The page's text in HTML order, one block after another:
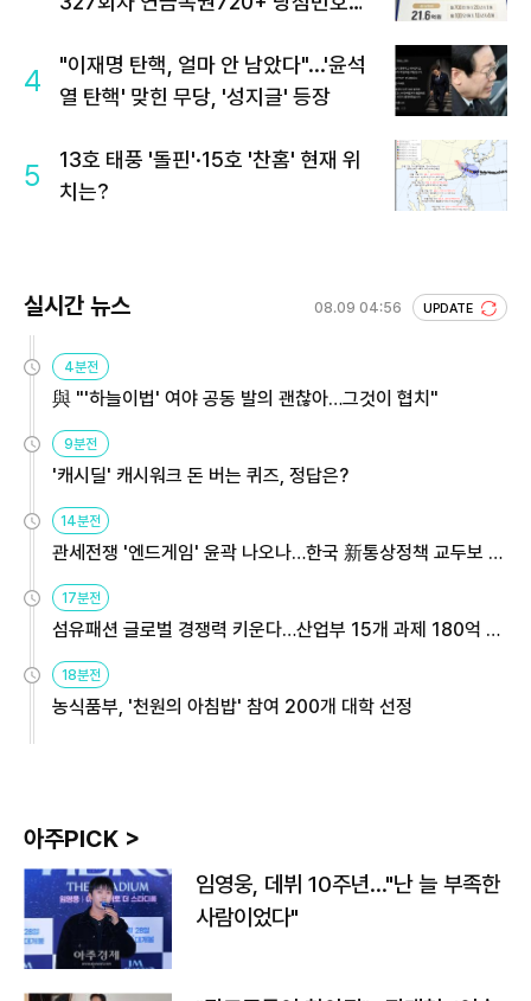
4
"이재명 탄핵, 얼마 안 남았다"...'윤석
열 탄핵' 맞힌 무당, '성지글' 등장
5
13호 태풍 '돌핀'·15호 '찬홈' 현재 위
치는?
실시간 뉴스 08.09 04:56 UPDATE
4분전
與 "'하늘이법' 여야 공동 발의 괜찮아…그것이 협치"
9분전
'캐시딜' 캐시워크 돈 버는 퀴즈, 정답은?
14분전
관세전쟁 '엔드게임' 윤곽 나오나…한국 新통상정책 교두보 활
용해야
17분전
섬유패션 글로벌 경쟁력 키운다…산업부 15개 과제 180억 지
원
18분전
농식품부, '천원의 아침밥' 참여 200개 대학 선정
아주PICK >
임영웅, 데뷔 10주년…"난 늘 부족한
사람이었다"